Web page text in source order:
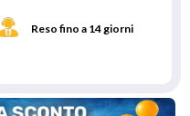
Reso fino a 14 giorni